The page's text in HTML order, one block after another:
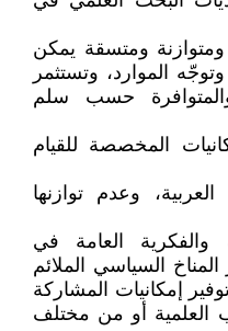
ومتسقة يمكن
الموارد، وتستثمر
والمتوافرة حسب سلم
المخصصة للقيام
وعدم توازنها
والفكرية العامة في
السياسي الملائم
إمكانيات المشاركة
العلمية أو من مختلف